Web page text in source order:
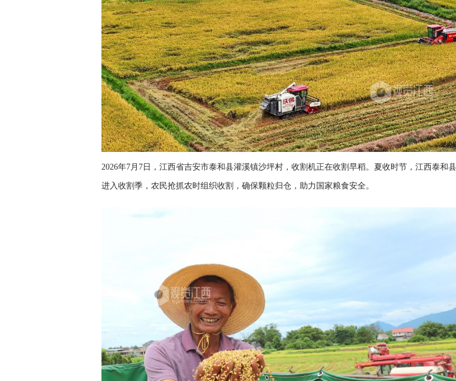
2026年7月7日，江西省吉安市泰和县灌溪镇沙坪村，收割机正在收割早稻。夏收时节，江西泰和
进入收割季，农民抢抓农时组织收割，确保颗粒归仓，助力国家粮食安全。